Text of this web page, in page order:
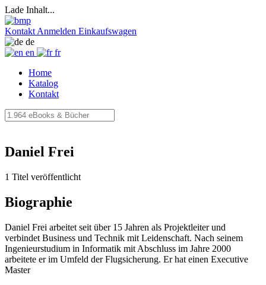
Lade Inhalt...
Kontakt Anmelden Einkaufswagen
de
en
fr
Home
Katalog
Kontakt
Daniel Frei
1 Titel veröffentlicht
Biographie
Daniel Frei arbeitet seit über 15 Jahren als Projektleiter und
verbindet Business und Technik mit Leidenschaft. Nach seinem
Ingenieurstudium in Informatik mit Abschluss im Jahre 2000
arbeitete er im Umfeld der Flugsicherung. Er hat einen Executive
Master